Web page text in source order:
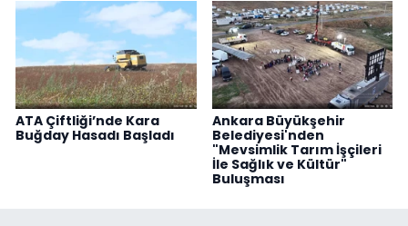
ATA Çiftliği’nde Kara
Buğday Hasadı Başladı
Ankara Büyükşehir
Belediyesi'nden
"Mevsimlik Tarım İşçileri
İle Sağlık ve Kültür"
Buluşması